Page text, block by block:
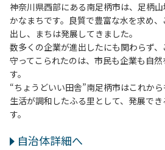
神奈川県西部にある南足柄市は、足柄
かなまちです。良質で豊富な水を求め
出し、まちは発展してきました。
数多くの企業が進出したにも関わらず
守ってこられたのは、市民も企業も自
す。
“ちょうどいい田舎”南足柄市はこれか
生活が調和したふる里として、発展で
す。
自治体詳細へ